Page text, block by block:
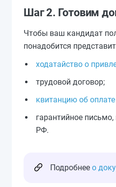
Шаг 2. Готовим
Чтобы ваш кандидат
понадобится
ходатайство о
трудовой договор;
квитанцию об
гарантийное
РФ.
Подробнее о